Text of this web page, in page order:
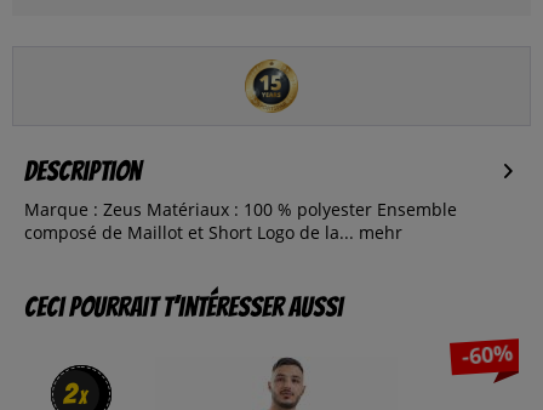
Description
Marque : Zeus Matériaux : 100 % polyester Ensemble
composé de Maillot et Short Logo de la... mehr
Ceci pourrait t’intéresser aussi
2x
2x
-60%